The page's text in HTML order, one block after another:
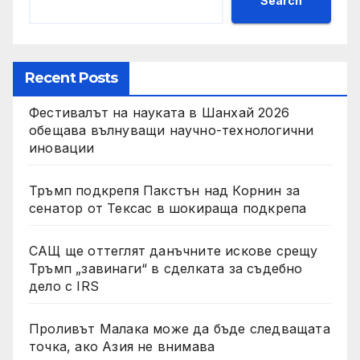
Recent Posts
Фестивалът на науката в Шанхай 2026
обещава вълнуващи научно-технологични
иновации
Тръмп подкрепя Пакстън над Корнин за
сенатор от Тексас в шокираща подкрепа
САЩ ще оттеглят данъчните искове срещу
Тръмп „завинаги“ в сделката за съдебно
дело с IRS
Проливът Малака може да бъде следващата
точка, ако Азия не внимава